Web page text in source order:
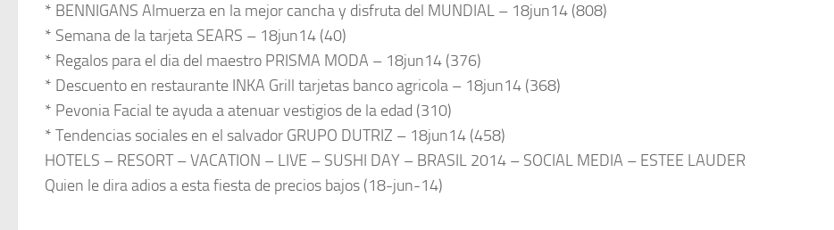
* BENNIGANS Almuerza en la mejor cancha y disfruta del MUNDIAL – 18jun14 (808)
* Semana de la tarjeta SEARS – 18jun14 (40)
* Regalos para el dia del maestro PRISMA MODA – 18jun14 (376)
* Descuento en restaurante INKA Grill tarjetas banco agricola – 18jun14 (368)
* Pevonia Facial te ayuda a atenuar vestigios de la edad (310)
* Tendencias sociales en el salvador GRUPO DUTRIZ – 18jun14 (458)
HOTELS – RESORT – VACATION – LIVE – SUSHI DAY – BRASIL 2014 – SOCIAL MEDIA – ESTEE LAUDER
Quien le dira adios a esta fiesta de precios bajos (18-jun-14)